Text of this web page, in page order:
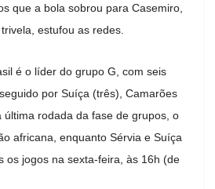
que a bola sobrou para Casemiro,
estufou as redes.
é o líder do grupo G, com seis
por Suíça (três), Camarões
última rodada da fase de grupos, o
africana, enquanto Sérvia e Suíça
os jogos na sexta-feira, às 16h (de